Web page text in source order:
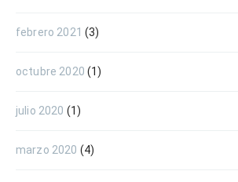
febrero 2021 (3)
octubre 2020 (1)
julio 2020 (1)
marzo 2020 (4)